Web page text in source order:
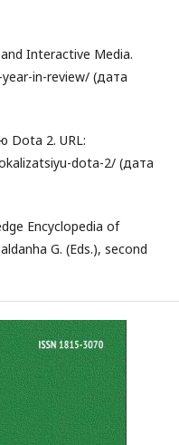
Interactive Media.
in-review/ (дата
Dota 2. URL:
dota-2/ (дата
Encyclopedia of
G. (Eds.), second